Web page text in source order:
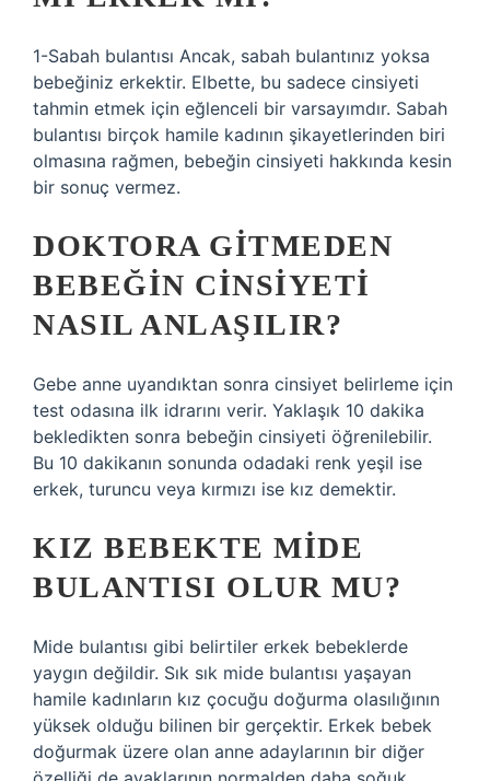
1-Sabah bulantısı Ancak, sabah bulantınız yoksa
bebeğiniz erkektir. Elbette, bu sadece cinsiyeti
tahmin etmek için eğlenceli bir varsayımdır. Sabah
bulantısı birçok hamile kadının şikayetlerinden biri
olmasına rağmen, bebeğin cinsiyeti hakkında kesin
bir sonuç vermez.
DOKTORA GITMEDEN
BEBEĞIN CINSIYETI
NASIL ANLAŞILIR?
Gebe anne uyandıktan sonra cinsiyet belirleme için
test odasına ilk idrarını verir. Yaklaşık 10 dakika
bekledikten sonra bebeğin cinsiyeti öğrenilebilir.
Bu 10 dakikanın sonunda odadaki renk yeşil ise
erkek, turuncu veya kırmızı ise kız demektir.
KIZ BEBEKTE MIDE
BULANTISI OLUR MU?
Mide bulantısı gibi belirtiler erkek bebeklerde
yaygın değildir. Sık sık mide bulantısı yaşayan
hamile kadınların kız çocuğu doğurma olasılığının
yüksek olduğu bilinen bir gerçektir. Erkek bebek
doğurmak üzere olan anne adaylarının bir diğer